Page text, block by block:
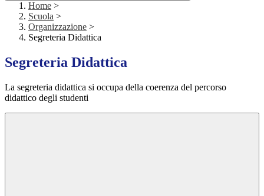
Home >
Scuola >
Organizzazione >
Segreteria Didattica
Segreteria Didattica
La segreteria didattica si occupa della coerenza del percorso
didattico degli studenti